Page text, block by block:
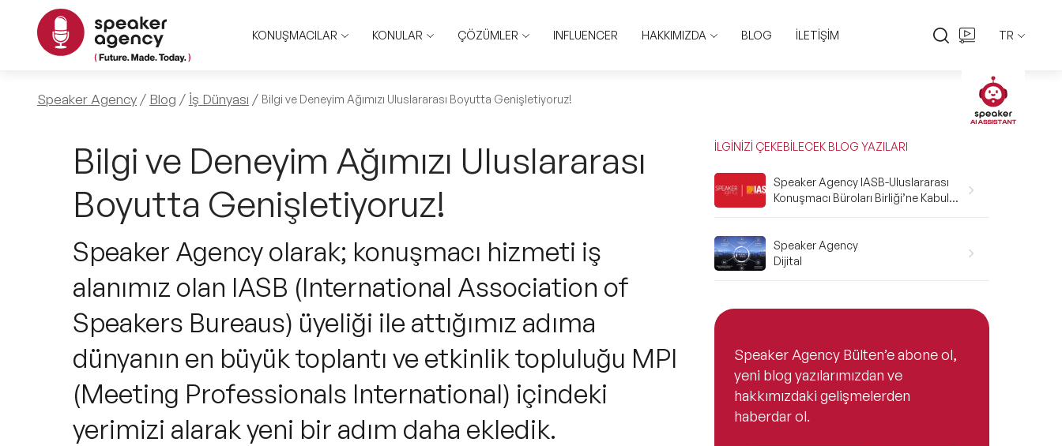
KONUŞMACILAR KONULAR ÇÖZÜMLER INFLUENCER HAKKIMIZDA BLOG İLETİŞİM TR
EN
TR
Speaker Agency Blog İş Dünyası Bilgi ve Deneyim Ağımızı Uluslararası Boyutta Genişletiyoruz!
Bilgi ve Deneyim Ağımızı Uluslararası
Boyutta Genişletiyoruz!
Speaker Agency olarak; konuşmacı hizmeti iş
alanımız olan IASB (International Association of
Speakers Bureaus) üyeliği ile attığımız adıma
dünyanın en büyük toplantı ve etkinlik topluluğu MPI
(Meeting Professionals International) içindeki
yerimizi alarak yeni bir adım daha ekledik.
İLGİNİZİ ÇEKEBİLECEK BLOG YAZILARI
Speaker Agency IASB-Uluslararası
Konuşmacı Büroları Birliği’ne Kabul
Speaker Agency
Dijital
Speaker Agency Bülten’e abone ol,
yeni blog yazılarımızdan ve
hakkımızdaki gelişmelerden
haberdar ol.